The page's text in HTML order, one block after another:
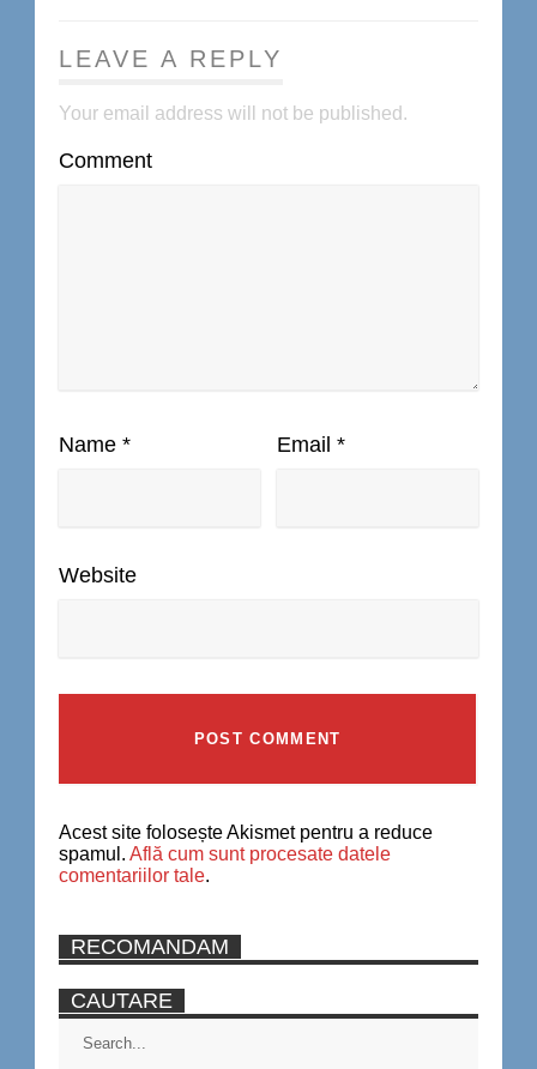
LEAVE A REPLY
Your email address will not be published.
Comment
Name * Email *
Website
Acest site folosește Akismet pentru a reduce
spamul. Află cum sunt procesate datele
comentariilor tale.
RECOMANDAM
CAUTARE